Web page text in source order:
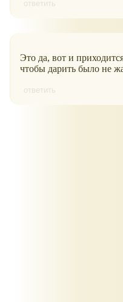
ответить
Это да, вот и
чтобы дарить было не
ответить